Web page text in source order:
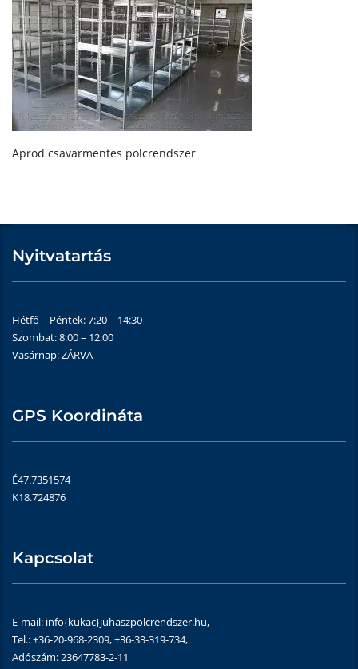
Aprod csavarmentes polcrendszer
Nyitvatartás
Hétfő – Péntek: 7:20 – 14:30
Szombat: 8:00 – 12:00
Vasárnap: ZÁRVA
GPS Koordináta
É47.7351574
K18.724876
Kapcsolat
E-mail: info{kukac}juhaszpolcrendszer.hu,
Tel.: +36-20-968-2309, +36-33-319-734,
Adószám: 23647783-2-11